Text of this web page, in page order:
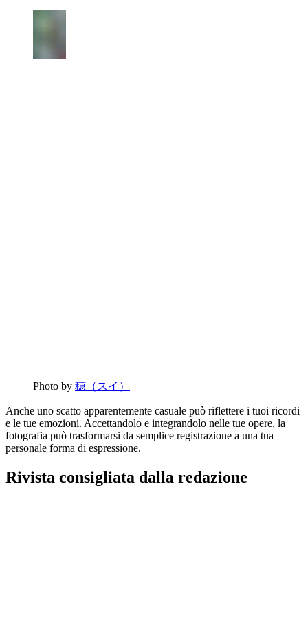
Photo by 穂（スイ）
Anche uno scatto apparentemente casuale può riflettere i tuoi ricordi
e le tue emozioni. Accettandolo e integrandolo nelle tue opere, la
fotografia può trasformarsi da semplice registrazione a una tua
personale forma di espressione.
Rivista consigliata dalla redazione